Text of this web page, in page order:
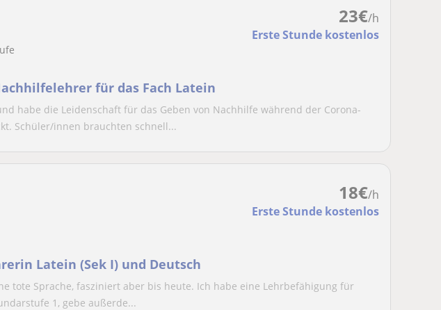
23€/h
Erste Stunde kostenlos
für das Fach Latein
habe die Leidenschaft für das Geben von Nachhilfe während der Corona-
Schüler/innen brauchten schnell...
18€/h
Erste Stunde kostenlos
Latein (Sek I) und Deutsch
tote Sprache, fasziniert aber bis heute. Ich habe eine Lehrbefähigung für
1, gebe außerde...